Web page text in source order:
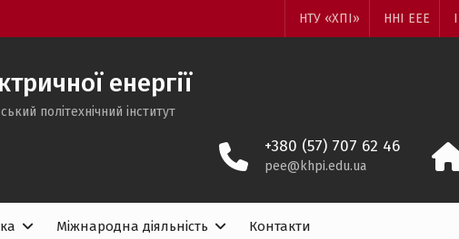
НТУ «ХПІ» ННІ ЕЕЕ
енергії
політехнічний інститут
+380 (57) 707 62 46
pee@khpi.edu.ua
Міжнародна діяльність Контакти